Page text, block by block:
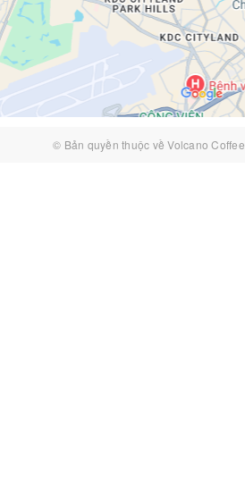
© Bản quyền thuộc vềVolcano Coffee